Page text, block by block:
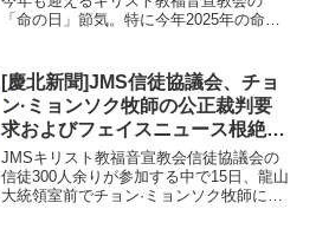
「命の日」節気。特に今年2025年の命の
間、チョン·ミョンソク総会長牧師と宣教
会に向かい注がれた...
[慶北新聞]JMS信徒協議会、チョ
ン·ミョンソク牧師の公正裁判要
求およびフェイスニュース根絶集
会
JMSキリスト教福音宣教会信徒協議会の
信徒300人余りが参加する中で15日、龍山
大統領室前でチョン·ミョンソク牧師に対